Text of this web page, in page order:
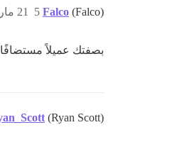
Falco (Falco) 21 مارس 2024، 11:07م 5
بصفتك عميلاً
(Ryan Scott)